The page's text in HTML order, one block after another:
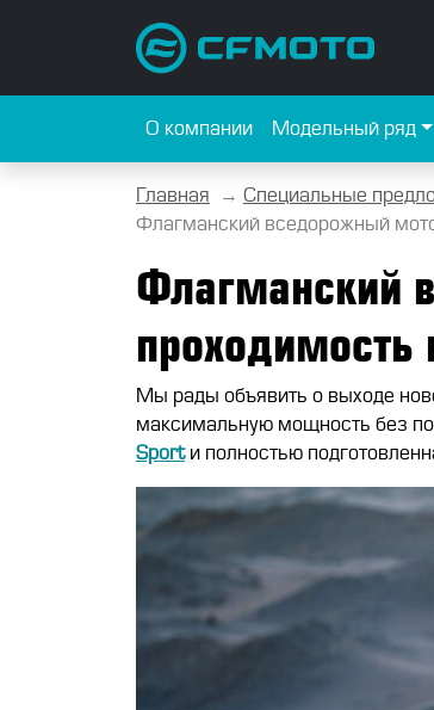
О компании Модельный ряд
Главная → Специальные
Флагманский вседорожный
Флагманский
Мы рады объявить о выходе
максимальную мощность без
Sport и полностью